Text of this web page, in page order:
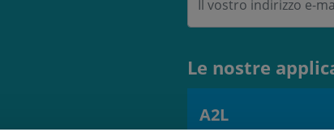
Le nostre
A2L